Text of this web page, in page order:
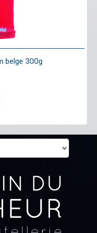
belge 300g